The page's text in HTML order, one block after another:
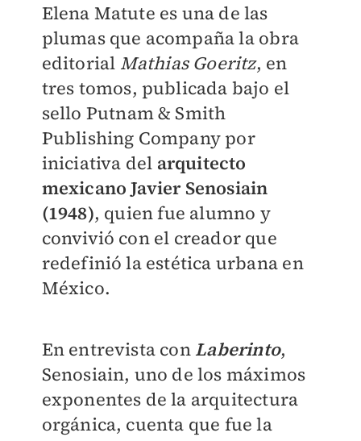
Elena Matute es una de las
plumas que acompaña la obra
editorial Mathias Goeritz, en
tres tomos, publicada bajo el
sello Putnam & Smith
Publishing Company por
iniciativa del arquitecto
mexicano Javier Senosiain
(1948), quien fue alumno y
convivió con el creador que
redefinió la estética urbana en
México.
En entrevista con Laberinto,
Senosiain, uno de los máximos
exponentes de la arquitectura
orgánica, cuenta que fue la